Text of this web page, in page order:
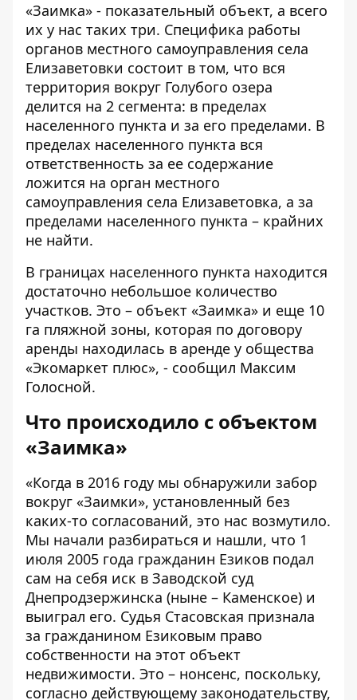
«Заимка» - показательный объект, а всего
их у нас таких три. Специфика работы
органов местного самоуправления села
Елизаветовки состоит в том, что вся
территория вокруг Голубого озера
делится на 2 сегмента: в пределах
населенного пункта и за его пределами. В
пределах населенного пункта вся
ответственность за ее содержание
ложится на орган местного
самоуправления села Елизаветовка, а за
пределами населенного пункта – крайних
не найти.
В границах населенного пункта находится
достаточно небольшое количество
участков. Это – объект «Заимка» и еще 10
га пляжной зоны, которая по договору
аренды находилась в аренде у общества
«Экомаркет плюс», - сообщил Максим
Голосной.
Что происходило с объектом
«Заимка»
«Когда в 2016 году мы обнаружили забор
вокруг «Заимки», установленный без
каких-то согласований, это нас возмутило.
Мы начали разбираться и нашли, что 1
июля 2005 года гражданин Езиков подал
сам на себя иск в Заводской суд
Днепродзержинска (ныне – Каменское) и
выиграл его. Судья Стасовская признала
за гражданином Езиковым право
собственности на этот объект
недвижимости. Это – нонсенс, поскольку,
согласно действующему законодательству,